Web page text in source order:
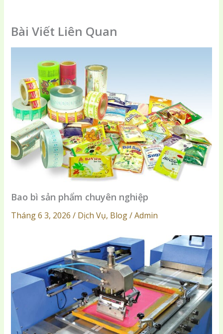
Bài Viết Liên Quan
Bao bì sản phẩm chuyên nghiệp
Tháng 6 3, 2026 / Dịch Vụ, Blog / Admin